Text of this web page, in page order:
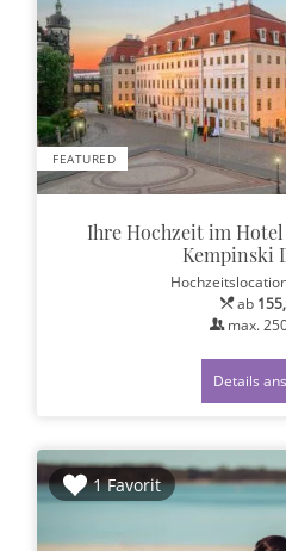
FEATURED
Ihre Hochzeit im
Kempinski
ab
max.
Details
1 Favorit